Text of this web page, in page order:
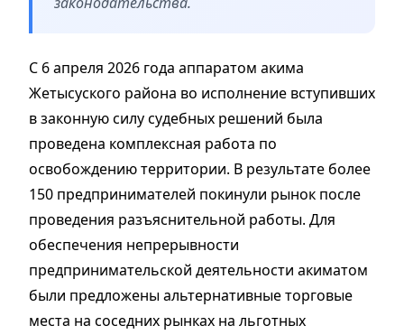
С 6 апреля 2026 года аппаратом акима
Жетысуского района во исполнение вступивших
в законную силу судебных решений была
проведена комплексная работа по
освобождению территории. В результате более
150 предпринимателей покинули рынок после
проведения разъяснительной работы. Для
обеспечения непрерывности
предпринимательской деятельности акиматом
были предложены альтернативные торговые
места на соседних рынках на льготных